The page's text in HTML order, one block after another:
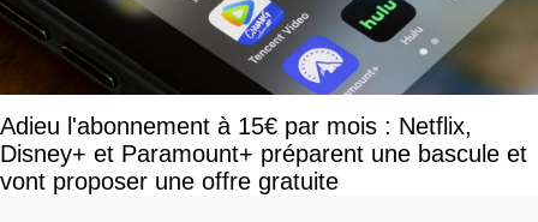
Adieu l'abonnement à 15€ par mois : Netflix,
Disney+ et Paramount+ préparent une bascule et
vont proposer une offre gratuite